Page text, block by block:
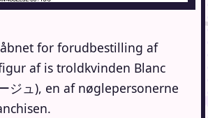
for forudbestilling af
af is troldkvinden Blanc
ジュ), en af nøglepersonerne